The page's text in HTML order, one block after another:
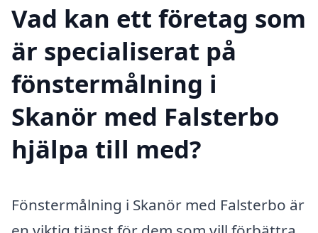
Vad kan ett företag som
är specialiserat på
fönstermålning i
Skanör med Falsterbo
hjälpa till med?
Fönstermålning i Skanör med Falsterbo är